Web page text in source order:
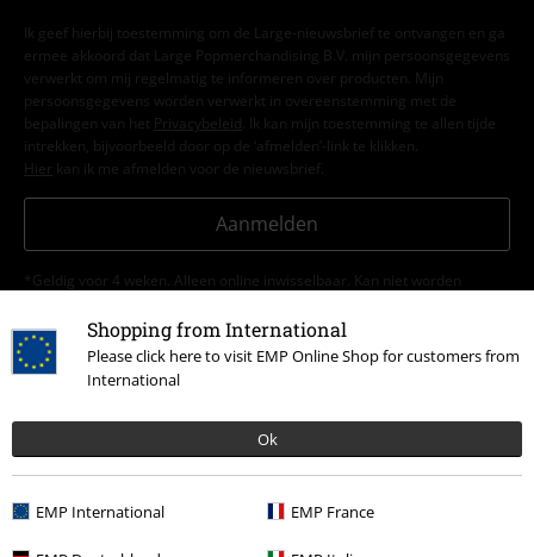
Shopping from International
Please click here to visit EMP Online Shop for customers from
International
Ok
EMP International EMP France
Ik geef hierbij toestemming om de Large-nieuwsbrief te ontvangen en ga
ermee akkoord dat Large Popmerchandising B.V. mijn persoonsgegevens
verwerkt om mij regelmatig te informeren over producten. Mijn
persoonsgegevens worden verwerkt in overeenstemming met de
bepalingen van het
Privacybeleid . Ik kan mijn toestemming te allen tijde
intrekken, bijvoorbeeld door op de ‘afmelden’-link te klikken.
Hier kan ik me afmelden voor de nieuwsbrief.
Aanmelden
*Geldig voor 4 weken. Alleen online inwisselbaar. Kan niet worden
de code wordt de korting automatisch verrekend in je winkelmandje. Niet
geldig op boeken, media, cadeaubonnen, Rammstein, (Till) Lindemann,
Die Ärzte, Die Toten Hosen, Feine Sahne Fischfilet, Broilers, Böhse